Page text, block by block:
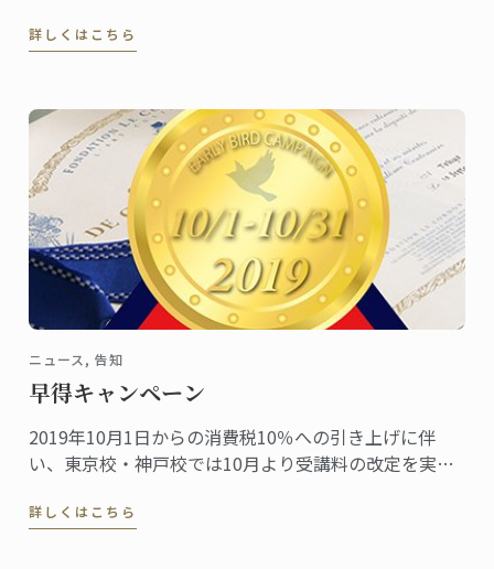
フのガストン・アクリオ氏からいただいたお祝いのス
詳しくはこちら
ニュース, 告知
早得キャンペーン
2019年10月1日からの消費税10％への引き上げに伴
い、東京校・神戸校では10月より受講料の改定を実施
詳しくはこちら